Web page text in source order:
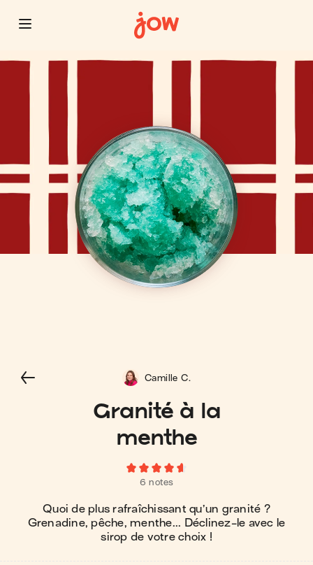
Granité à la
menthe
6 notes
Quoi de plus rafraîchissant qu’un granité ?
Grenadine, pêche, menthe... Déclinez-le avec le
sirop de votre choix !
Camille C.